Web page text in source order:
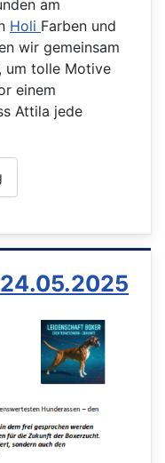
am
Holi Farben und
wir gemeinsam
um tolle Motive
einem
Attila jede